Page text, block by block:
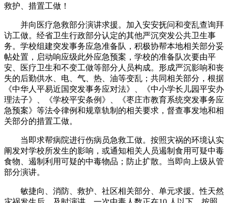
救护、措置工做！
并向医疗急救部分演讲求援。加入安安抚问和变乱查询拜
访工做。经省卫生行政部分认定的其他严沉突发公共卫生事
务。学校组建突发事务应急准备队，积极协帮本地相关部分妥
帖处置，启动响应级此外应急预案，学校的准备队次要由平
安、医疗卫生和不变工做等部分人员构成。形成严沉影响和丧
失的后勤供水、电、气、热、油等变乱；共同相关部分，根据
《中华人平易近国突发事务应对法》、《中小学长儿园平安办
理法子》、《学校平安条例》、《枣庄市教育系统突发事务应
急预案》等法令律例和规章轨制的相关要求，督查事发地和相
关部分的措置工做。
当即求帮病院进行伤病员急救工做。按照灾祸的环境认实
阐发对学校所发生的影响，或通知相关人员遏制食用可疑中毒
食物、遏制利用可疑的中毒物品；防止扩散。当即向上级从管
部分演讲。
敏捷向、消防、救护、社区相关部分、单元求援。性天然